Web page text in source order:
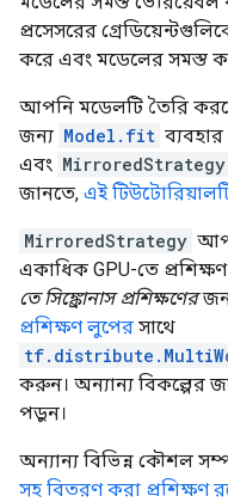
প্রসেসরের
করে এবং মডেলের সমস্ত
আপনি মডেলটি তৈরি
জন্য Model.fit
এবং MirroredStrategy
জানতে, এই
MirroredStrategy
একাধিক GPU-তে প্রশিক্ষণ
তে সিঙ্ক্রোনাস প্রশিক্ষণের
প্রশিক্ষণ লুপের সাথে
করুন। অন্যান্য বিকল্পের
পড়ুন।
অন্যান্য বিভিন্ন কৌশল
সহ বিতরণ করা প্রশিক্ষণ